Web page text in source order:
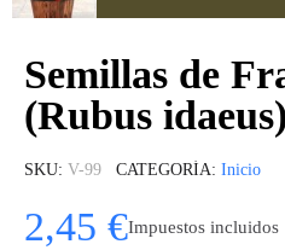
Semillas de
(Rubus idaeus)
SKU V-99 CATEGORÍA Inicio
2,45 €Impuestos incluidos